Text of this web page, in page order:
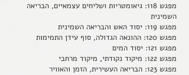
מפגש 118: גיאומטריות ושליחים עצמאיים, הבריאה
השמינית
מפגש 119: יסוד האש והבריאה השמינית
מפגש 120: ההונאה הגדולה, סוף עידן התמימות
מפגש 121: יסוד המים
מפגש 122: מיקוד נקודתי, מיקוד מרחבי
מפגש 123: הבריאה העשירית, הזמן והאוויר